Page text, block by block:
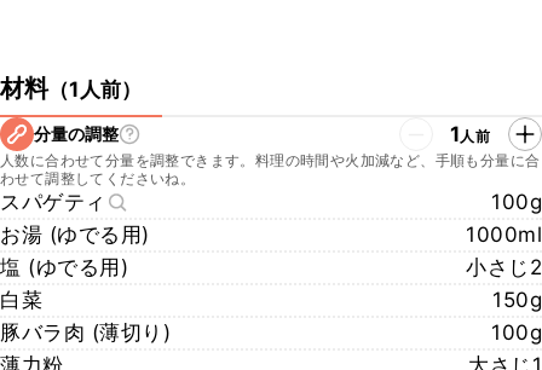
材料（1人前）
分量の調整 1人前
人数に合わせて分量を調整できます。料理の時間や火加減など、手順も分量に合
わせて調整してくださいね。
スパゲティ
100g
お湯 (ゆでる用)
1000ml
塩 (ゆでる用)
小さじ2
白菜
150g
豚バラ肉 (薄切り)
100g
薄力粉
大さじ1